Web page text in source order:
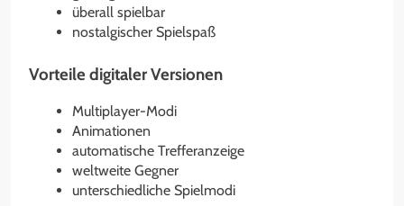
überall spielbar
nostalgischer Spielspaß
Vorteile digitaler Versionen
Multiplayer-Modi
Animationen
automatische Trefferanzeige
weltweite Gegner
unterschiedliche Spielmodi